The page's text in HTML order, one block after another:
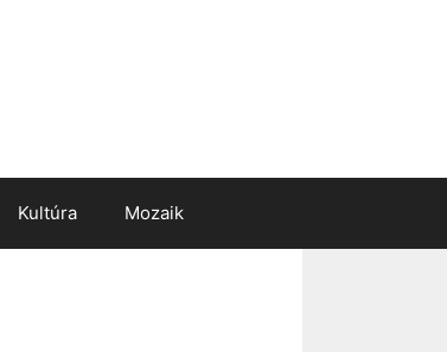
Kultúra Mozaik